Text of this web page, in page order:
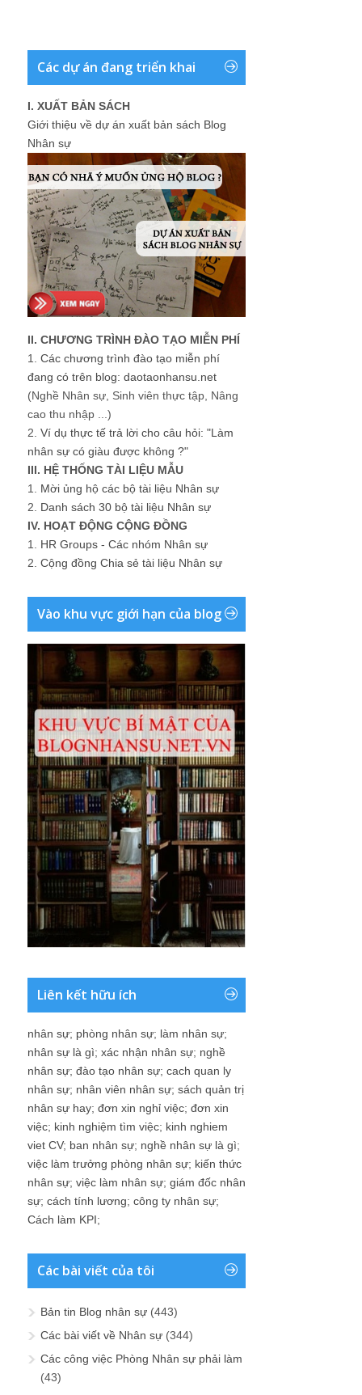
Các dự án đang triển khai
I. XUẤT BẢN SÁCH
Giới thiệu về dự án xuất bản sách Blog
Nhân sự
II. CHƯƠNG TRÌNH ĐÀO TẠO MIỄN PHÍ
1. Các chương trình đào tạo miễn phí
đang có trên blog: daotaonhansu.net
(Nghề Nhân sự, Sinh viên thực tập, Nâng
cao thu nhập ...)
2. Ví dụ thực tế trả lời cho câu hỏi: "Làm
nhân sự có giàu được không ?"
III. HỆ THỐNG TÀI LIỆU MẪU
1. Mời ủng hộ các bộ tài liệu Nhân sự
2. Danh sách 30 bộ tài liệu Nhân sự
IV. HOẠT ĐỘNG CỘNG ĐỒNG
1. HR Groups - Các nhóm Nhân sự
2. Cộng đồng Chia sẻ tài liệu Nhân sự
Vào khu vực giới hạn của blog
Liên kết hữu ích
nhân sự; phòng nhân sự; làm nhân sự;
nhân sự là gì; xác nhận nhân sự; nghề
nhân sự; đào tạo nhân sự; cach quan ly
nhân sự; nhân viên nhân sự; sách quản trị
nhân sự hay; đơn xin nghỉ việc; đơn xin
việc; kinh nghiệm tìm việc; kinh nghiem
viet CV; ban nhân sự; nghề nhân sự là gì;
việc làm trưởng phòng nhân sự; kiến thức
nhân sự; việc làm nhân sự; giám đốc nhân
sự; cách tính lương; công ty nhân sự;
Cách làm KPI;
Các bài viết của tôi
Bản tin Blog nhân sự (443)
Các bài viết về Nhân sự (344)
Các công việc Phòng Nhân sự phải làm
(43)